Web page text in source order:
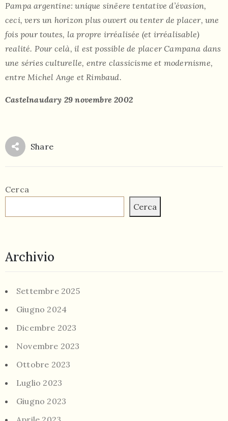
Pampa argentine: unique sinēere tentative d’évasion,
ceci, vers un horizon plus ouvert ou tenter de placer, une
fois pour toutes, la propre irréalisée (et irréalisable)
realité. Pour celà, il est possible de placer Campana dans
une séries culturelle, entre classicisme et modernisme,
entre Michel Ange et Rimbaud.
Castelnaudary 29 novembre 2002
Share
Cerca
Cerca
Archivio
Settembre 2025
Giugno 2024
Dicembre 2023
Novembre 2023
Ottobre 2023
Luglio 2023
Giugno 2023